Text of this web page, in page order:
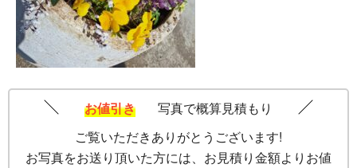
お値引き
写真で概算見積もり
ご覧いただきありがとうございます!
お写真をお送り頂いた方には、お見積り金額よりお値